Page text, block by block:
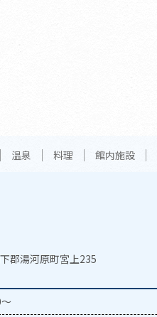
温泉 料理 館内施設
郡湯河原町宮上235